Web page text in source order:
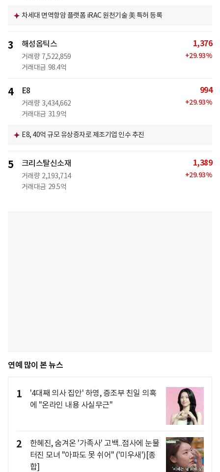
차세대 면역항암 플랫폼 iRAC 원천기술 美 특허 등록
3 해성옵틱스
거래량 7,522,859
거래대금 98.4억
1,376
+29.93%
4 E8
거래량 3,434,662
거래대금 31.9억
994
+29.93%
E8, 40억 규모 유상증자로 제조기업 인수 추진
5 크리스탈신소재
거래량 2,193,714
거래대금 29.5억
1,389
+29.93%
연예 많이 본 뉴스
1
'4대째 의사 집안' 하영, 증조부 친일 의혹
에 "온라인 내용 사실무근"
2
한혜진, 숨겨온 '가족사' 고백..점사에 눈물
터진 모녀 "아파도 못 쉬어" ('미우새')[종
합]